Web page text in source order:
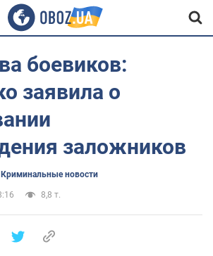
боевиков:
заявила о
заложников
Криминальные новости
8,8 т.